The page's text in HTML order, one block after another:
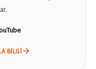
BILGI